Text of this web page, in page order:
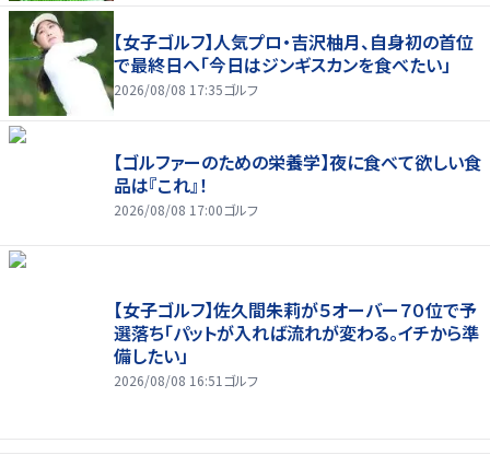
【女子ゴルフ】人気プロ・吉沢柚月、自身初の首位
で最終日へ「今日はジンギスカンを食べたい」
2026/08/08 17:35ゴルフ
【ゴルファーのための栄養学】夜に食べて欲しい食
品は『これ』！
2026/08/08 17:00ゴルフ
【女子ゴルフ】佐久間朱莉が５オーバー７０位で予
選落ち「パットが入れば流れが変わる。イチから準
備したい」
2026/08/08 16:51 ゴルフ